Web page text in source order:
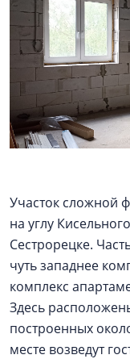
Участок сложной
на углу
Сестрорецке.
чуть западнее
комплекс
Здесь
построенных
месте возведут